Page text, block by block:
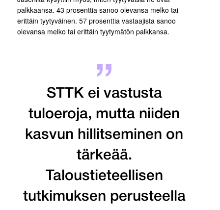
palkkaansa. 43 prosenttia sanoo olevansa melko tai
erittäin tyytyväinen. 57 prosenttia vastaajista sanoo
olevansa melko tai erittäin tyytymätön palkkansa.
STTK ei vastusta
tuloeroja, mutta niiden
kasvun hillitseminen on
tärkeää.
Taloustieteellisen
tutkimuksen perusteella